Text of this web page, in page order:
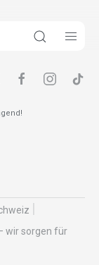
wir sorgen für